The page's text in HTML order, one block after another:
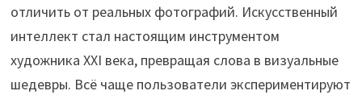
отличить от реальных фотографий. Искусственный
интеллект стал настоящим инструментом
художника XXI века, превращая слова в визуальные
шедевры. Всё чаще пользователи экспериментируют